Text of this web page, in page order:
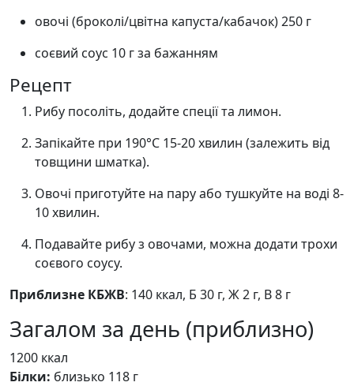
овочі (броколі/цвітна капуста/кабачок) 250 г
соєвий соус 10 г за бажанням
Рецепт
Рибу посоліть, додайте спеції та лимон.
Запікайте при 190°C 15-20 хвилин (залежить від
товщини шматка).
Овочі приготуйте на пару або тушкуйте на воді 8-
10 хвилин.
Подавайте рибу з овочами, можна додати трохи
соєвого соусу.
Приблизне КБЖВ: 140 ккал, Б 30 г, Ж 2 г, В 8 г
Загалом за день (приблизно)
1200 ккал
Білки: близько 118 г